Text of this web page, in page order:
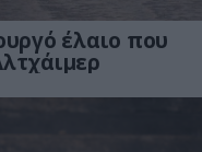
έλαιο που